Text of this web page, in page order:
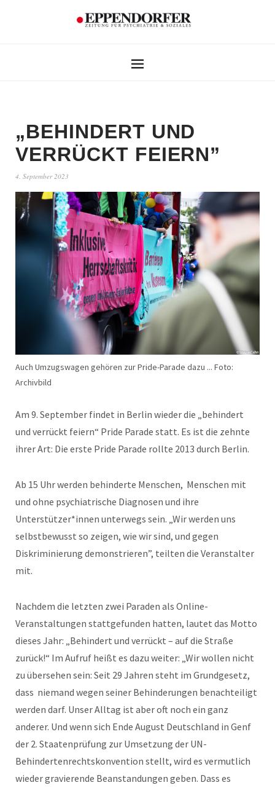
„BEHINDERT UND
VERRÜCKT FEIERN”
4. September 2023
Auch Umzugswagen gehören zur Pride-Parade dazu ... Foto:
Archivbild
Am 9. September findet in Berlin wieder die „behindert
und verrückt feiern“ Pride Parade statt. Es ist die zehnte
ihrer Art: Die erste Pride Parade rollte 2013 durch Berlin.
Ab 15 Uhr werden behinderte Menschen, Menschen mit
und ohne psychiatrische Diagnosen und ihre
Unterstützer*innen unterwegs sein. „Wir werden uns
selbstbewusst so zeigen, wie wir sind, und gegen
Diskriminierung demonstrieren”, teilten die Veranstalter
mit.
Nachdem die letzten zwei Paraden als Online-
Veranstaltungen stattgefunden hatten, lautet das Motto
dieses Jahr: „Behindert und verrückt – auf die Straße
zurück!“ Im Aufruf heißt es dazu weiter: „Wir wollen nicht
zu übersehen sein: Seit 29 Jahren steht im Grundgesetz,
dass niemand wegen seiner Behinderungen benachteiligt
werden darf. Unser Alltag ist aber oft noch ein ganz
anderer. Und wenn sich Ende August Deutschland in Genf
der 2. Staatenprüfung zur Umsetzung der UN-
Behindertenrechtskonvention stellt, wird es vermutlich
wieder gravierende Beanstandungen geben. Dass es